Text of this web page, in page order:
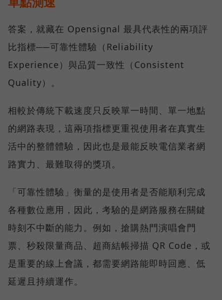
答案，就藏在 Opensignal 最具代表性的兩項評
比指標──可靠性體驗（Reliability
Experience）與品質一致性（Consistent
Quality）。
相較於傳統下載速度只反映單一時間、單一地點
的網路表現，這兩項指標更重視使用者在真實生
活中的整體體驗，因此也是最能反映電信業者網
路實力、最難取得的獎項。
「可靠性體驗」衡量的是使用者是否能順利完成
各種數位應用，因此，考驗的是網路服務在關鍵
時刻不中斷的能力。例如，搶購熱門演唱會門
票、秒殺限量商品、超商結帳掃描 QR Code，或
是重要的線上會議，都需要網路能即時回應、低
延遲且持續運作。